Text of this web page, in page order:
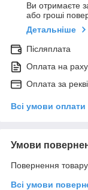
Ви отримаєте
або гроші
Детальніше
Післяплата
Оплата на
Оплата за
Всі умови оплати
Умови
Повернення
Всі умови